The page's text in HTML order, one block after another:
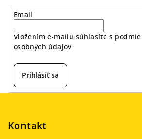
Email
Vložením e-mailu súhlasíte s
osobných údajov
Prihlásiť sa
Kontakt